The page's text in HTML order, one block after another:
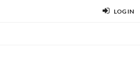
LOG IN